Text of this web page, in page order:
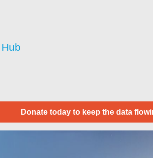
Donate today to keep the data